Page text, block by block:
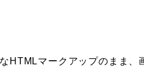
HTMLマークアップのまま、